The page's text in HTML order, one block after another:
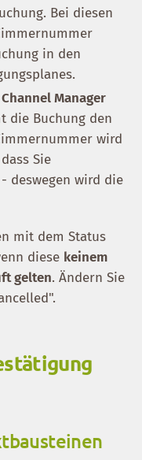
Bei diesen
in den
Manager
die Buchung den
wird
Sie
deswegen wird die
mit dem Status
diese keinem
gelten. Ändern Sie